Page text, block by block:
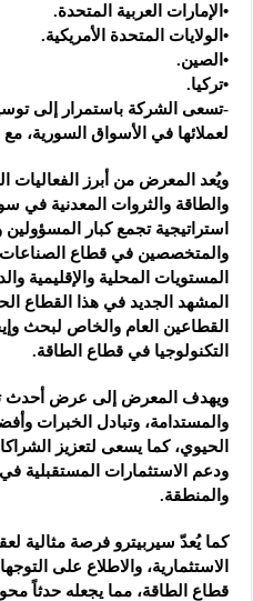
•الإمارات العربية المتحدة.
•الولايات المتحدة الأمريكية.
•الصين.
•تركيا.
-تسعى الشركة باستمرار إلى
لعملائها في الأسواق السورية، مع
ويُعد المعرض من أبرز
والطاقة والثروات المعدنية في
استراتيجية تجمع كبار المسؤولين
والمتخصصين في قطاع الصناعات
المستويات المحلية والإقليمية
المشهد الجديد في هذا القطاع
القطاعين العام والخاص لبحث
التكنولوجيا في قطاع الطاقة.
ويهدف المعرض إلى عرض أحدث
والمستدامة، وتبادل الخبرات
الحيوي، كما يسعى لتعزيز
ودعم الاستثمارات المستقبلية
والمنطقة.
كما يُعدّ سيربيترو فرصة مثالية
الاستثمارية، والاطلاع على
قطاع الطاقة، مما يجعله حدثاً